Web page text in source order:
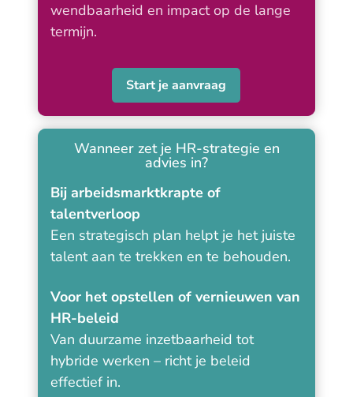
wendbaarheid en impact op de lange
termijn.
Start je aanvraag
Wanneer zet je HR-strategie en
advies in?
Bij arbeidsmarktkrapte of
talentverloop
Een strategisch plan helpt je het juiste
talent aan te trekken en te behouden.
Voor het opstellen of vernieuwen van
HR-beleid
Van duurzame inzetbaarheid tot
hybride werken – richt je beleid
effectief in.